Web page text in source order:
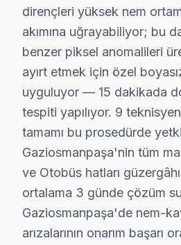
Regal TV'lerde En Sık
Regal servisimizde en
Regal Servis Yaklaşımımız
Türk üretim gücü ilkeleri
Regal TV Onarım Süreci
1. Müşteri bildirir, servis ekibi
2. Termal kamera,
3. Arıza kaynağı tespit edilir:
4. Yazılı fiyat teklifi sunulur;
5. Orijinal veya OEM eşdeğer
6. Tüm fonksiyonlar
dirençleri yüksek nem
akımına uğrayabiliyor; bu
benzer piksel anomalileri
ayırt etmek için özel
uyguluyor — 15 dakikada
tespiti yapılıyor. 9
tamamı bu prosedürde
Gaziosmanpaşa'nin tüm
ve Otobüs hatları
ortalama 3 günde çözüm
Gaziosmanpaşa'de nem-
arızalarının onarım başarı